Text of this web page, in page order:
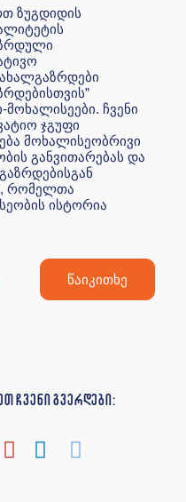
ზუგდიდის
ჩვენი
ჯგუფი
მოხალისეობრივი
განვითარებას და
რომელთა
ისტორია
წაიკითხე
ჩვენი გვერდები: